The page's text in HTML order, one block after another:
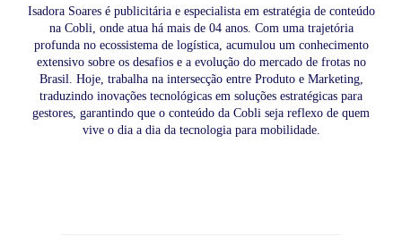
Isadora Soares é publicitária e especialista em estratégia de conteúdo
na Cobli, onde atua há mais de 04 anos. Com uma trajetória
profunda no ecossistema de logística, acumulou um conhecimento
extensivo sobre os desafios e a evolução do mercado de frotas no
Brasil. Hoje, trabalha na intersecção entre Produto e Marketing,
traduzindo inovações tecnológicas em soluções estratégicas para
gestores, garantindo que o conteúdo da Cobli seja reflexo de quem
vive o dia a dia da tecnologia para mobilidade.